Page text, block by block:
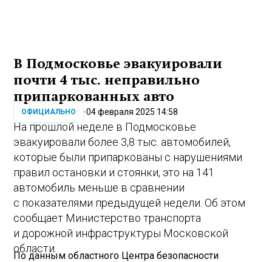
В Подмосковье эвакуировали
почти 4 тыс. неправильно
припаркованных авто
ОФИЦИАЛЬНО 04 февраля 2025 14:58
На прошлой неделе в Подмосковье
эвакуировали более 3,8 тыс. автомобилей,
которые были припаркованы с нарушениями
правил остановки и стоянки, это на 141
автомобиль меньше в сравнении
с показателями предыдущей недели. Об этом
сообщает Министерство транспорта
и дорожной инфраструктуры Московской
области.
По данным областного Центра безопасности